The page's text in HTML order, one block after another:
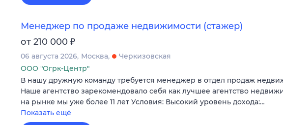
Менеджер по продаже недвижимости (стажер)
от 210 000 ₽
06 августа 2026 Москва
Черкизовская
ООО "Огрк-Центр"
В нашу дружную команду требуется менеджер в отдел продаж
Наше агентство зарекомендовало себя как лучшее агентство
на рынке мы уже более 11 лет Условия: Высокий уровень дохода:…
Показать ещё